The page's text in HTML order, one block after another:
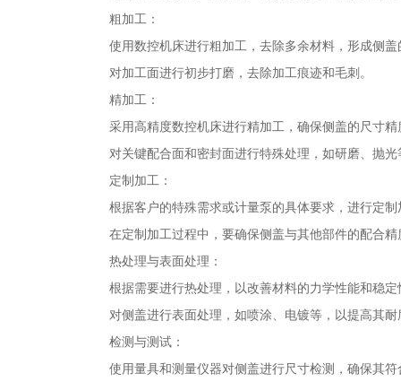
粗加工 ：
使用数控机床进行粗加工，去除多余材料，形成侧
对加工面进行初步打磨，去除加工痕迹和毛刺。
精加工 ：
采用高精度数控机床进行精加工，确保侧盖的尺寸
对关键配合面和密封面进行特殊处理，如研磨、抛
定制加工 ：
根据客户的特殊需求或计量泵的具体要求，进行定
在定制加工过程中，要确保侧盖与其他部件的配合
热处理与表面处理 ：
根据需要进行热处理，以改善材料的力学性能和稳定
对侧盖进行表面处理，如喷涂、电镀等，以提高其
检测与测试 ：
使用量具和测量仪器对侧盖进行尺寸检测，确保其